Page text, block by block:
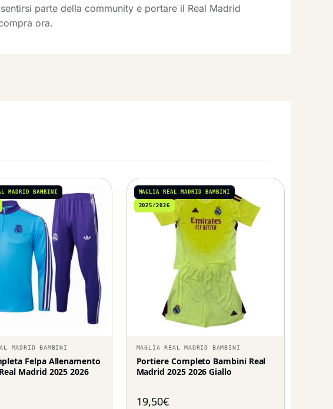
parte della community e portare il Real Madrid
ora.
MADRID BAMBINI
MADRID BAMBINI
Felpa Allenamento
Madrid 2025 2026
MAGLIA REAL MADRID BAMBINI
2025/2026
MAGLIA REAL MADRID BAMBINI
Portiere Completo Bambini Real
Madrid 2025 2026 Giallo
19,50€